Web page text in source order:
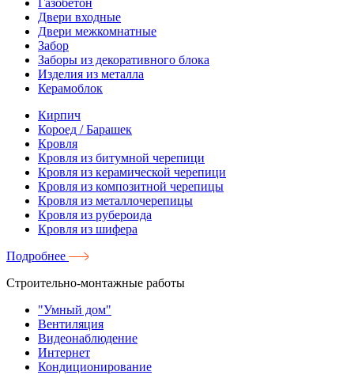
Газобетон
Двери входные
Двери межкомнатные
Забор
Заборы из декоративного блока
Изделия из металла
Керамоблок
Кирпич
Короед / Барашек
Кровля
Кровля из битумной черепици
Кровля из керамической черепици
Кровля из композитной черепицы
Кровля из металлочерепицы
Кровля из рубероида
Кровля из шифера
Подробнее
Строительно-монтажные работы
"Умный дом"
Вентиляция
Видеонаблюдение
Интернет
Кондиционирование